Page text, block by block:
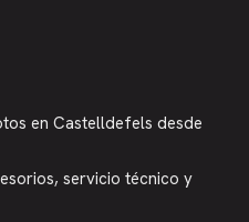
en Castelldefels desde
servicio técnico y